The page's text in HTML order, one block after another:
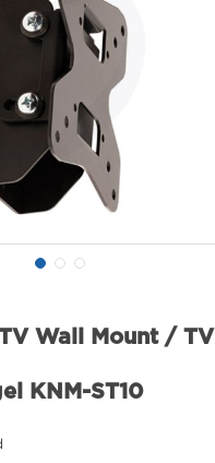
Wall Mount / TV
KNM-ST10